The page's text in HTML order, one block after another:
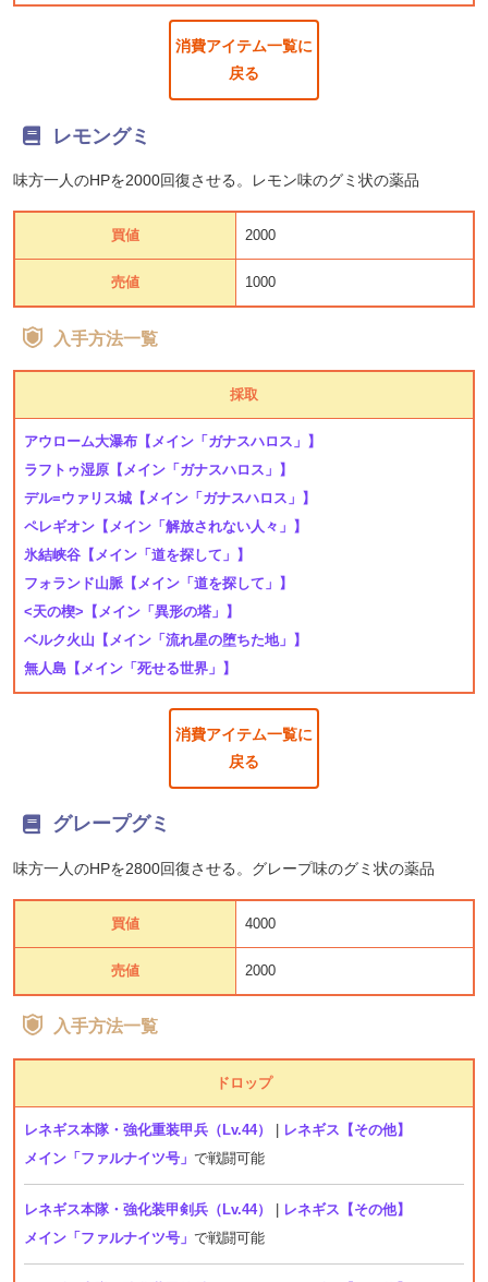
消費アイテム一覧に
戻る
レモングミ
味方一人のHPを2000回復させる。レモン味のグミ状の薬品
買値 2000
売値 1000
入手方法一覧
採取
アウローム大瀑布 【メイン「ガナスハロス」】
ラフトゥ湿原 【メイン「ガナスハロス」】
デル=ウァリス城 【メイン「ガナスハロス」】
ペレギオン 【メイン「解放されない人々」】
氷結峡谷 【メイン「道を探して」】
フォランド山脈 【メイン「道を探して」】
<天の楔> 【メイン「異形の塔」】
ベルク火山 【メイン「流れ星の堕ちた地」】
無人島 【メイン「死せる世界」】
消費アイテム一覧に
戻る
グレープグミ
味方一人のHPを2800回復させる。グレープ味のグミ状の薬品
買値 4000
売値 2000
入手方法一覧
ドロップ
レネギス本隊・強化重装甲兵（Lv.44） | レネギス【その他】
メイン「ファルナイツ号」 で戦闘可能
レネギス本隊・強化装甲剣兵（Lv.44） | レネギス【その他】
メイン「ファルナイツ号」 で戦闘可能